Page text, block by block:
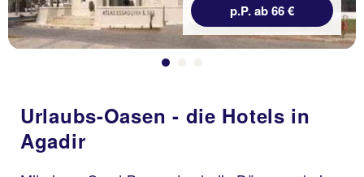
p.P. ab 66 €
Urlaubs-Oasen - die Hotels in
Agadir